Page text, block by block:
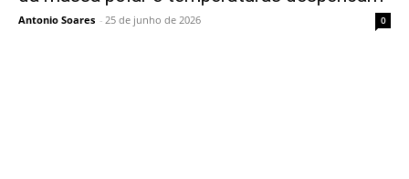
Antonio Soares - 25 de junho de 2026 0